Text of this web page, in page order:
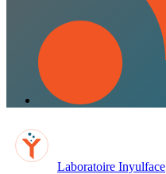
Laboratoire Inyulface